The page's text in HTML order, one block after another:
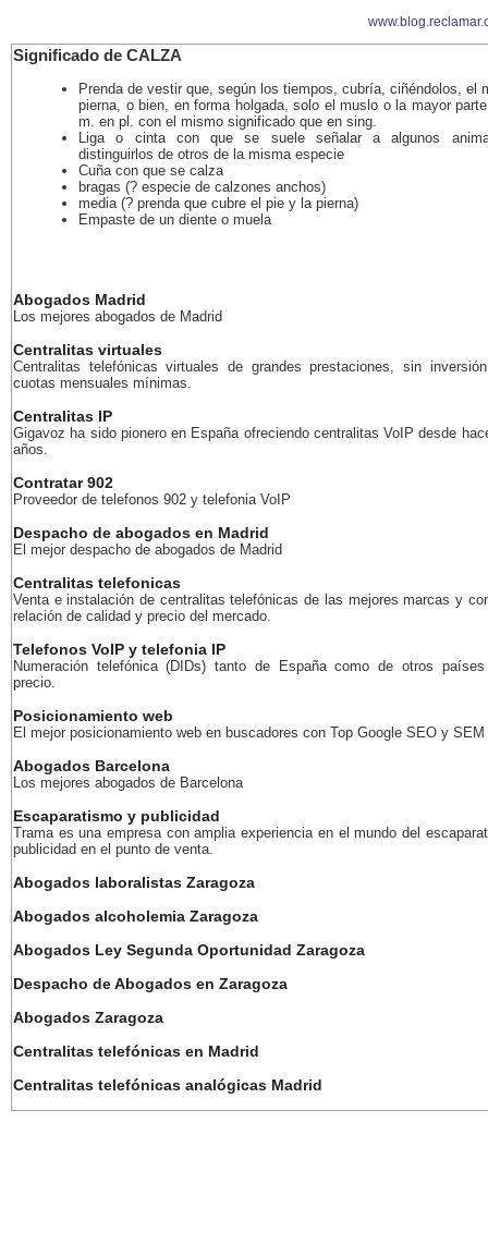
Significado de CALZA
Prenda de vestir que, según los tiempos, cubría, ciñéndolos, el
pierna, o bien, en forma holgada, solo el muslo o la mayor
m. en pl. con el mismo significado que en sing.
Liga o cinta con que se suele señalar a algunos
distinguirlos de otros de la misma especie
Cuña con que se calza
bragas (? especie de calzones anchos)
media (? prenda que cubre el pie y la pierna)
Empaste de un diente o muela
Abogados Madrid
Los mejores abogados de Madrid
Centralitas virtuales
Centralitas telefónicas virtuales de grandes prestaciones, sin
cuotas mensuales mínimas.
Centralitas IP
Gigavoz ha sido pionero en España ofreciendo centralitas VoIP desde
años.
Contratar 902
Proveedor de telefonos 902 y telefonia VoIP
Despacho de abogados en Madrid
El mejor despacho de abogados de Madrid
Centralitas telefonicas
Venta e instalación de centralitas telefónicas de las mejores marcas y
relación de calidad y precio del mercado.
Telefonos VoIP y telefonia IP
Numeración telefónica (DIDs) tanto de España como de otros
precio.
Posicionamiento web
El mejor posicionamiento web en buscadores con Top Google SEO y SEM
Abogados Barcelona
Los mejores abogados de Barcelona
Escaparatismo y publicidad
Trama es una empresa con amplia experiencia en el mundo del
publicidad en el punto de venta.
Abogados laboralistas Zaragoza
Abogados alcoholemia Zaragoza
Abogados Ley Segunda Oportunidad Zaragoza
Despacho de Abogados en Zaragoza
Abogados Zaragoza
Centralitas telefónicas en Madrid
Centralitas telefónicas analógicas Madrid